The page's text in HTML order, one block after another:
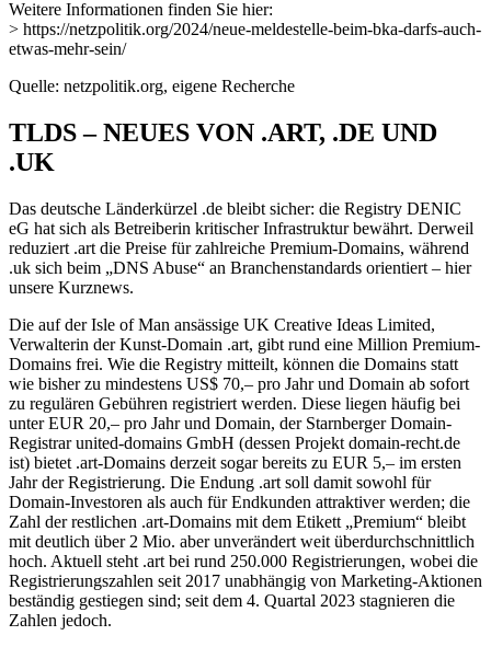
Weitere Informationen finden Sie hier:
> https://netzpolitik.org/2024/neue-meldestelle-beim-bka-darfs-auch-
etwas-mehr-sein/
Quelle: netzpolitik.org, eigene Recherche
TLDS – NEUES VON .ART, .DE UND
.UK
Das deutsche Länderkürzel .de bleibt sicher: die Registry DENIC
eG hat sich als Betreiberin kritischer Infrastruktur bewährt. Derweil
reduziert .art die Preise für zahlreiche Premium-Domains, während
.uk sich beim „DNS Abuse“ an Branchenstandards orientiert – hier
unsere Kurznews.
Die auf der Isle of Man ansässige UK Creative Ideas Limited,
Verwalterin der Kunst-Domain .art, gibt rund eine Million Premium-
Domains frei. Wie die Registry mitteilt, können die Domains statt
wie bisher zu mindestens US$ 70,– pro Jahr und Domain ab sofort
zu regulären Gebühren registriert werden. Diese liegen häufig bei
unter EUR 20,– pro Jahr und Domain, der Starnberger Domain-
Registrar united-domains GmbH (dessen Projekt domain-recht.de
ist) bietet .art-Domains derzeit sogar bereits zu EUR 5,– im ersten
Jahr der Registrierung. Die Endung .art soll damit sowohl für
Domain-Investoren als auch für Endkunden attraktiver werden; die
Zahl der restlichen .art-Domains mit dem Etikett „Premium“ bleibt
mit deutlich über 2 Mio. aber unverändert weit überdurchschnittlich
hoch. Aktuell steht .art bei rund 250.000 Registrierungen, wobei die
Registrierungszahlen seit 2017 unabhängig von Marketing-Aktionen
beständig gestiegen sind; seit dem 4. Quartal 2023 stagnieren die
Zahlen jedoch.